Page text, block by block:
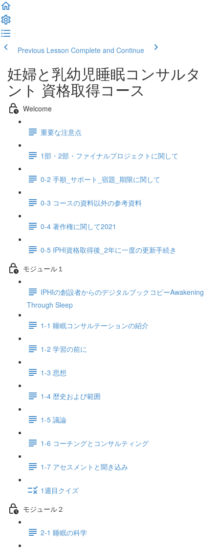
Previous Lesson Complete and Continue
妊婦と乳幼児睡眠コンサルタ
ント 資格取得コース
Welcome
重要な注意点
1部・2部・ファイナルプロジェクトに関して
0-2 手順_サポート_宿題_期限に関して
0-3 コースの資料以外の参考資料
0-4 著作権に関して2021
0-5 IPHI資格取得後_2年に一度の更新手続き
モジュール１
IPHIの創設者からのデジタルブックコピーAwakening
Through Sleep
1-1 睡眠コンサルテーションの紹介
1-2 学習の前に
1-3 思想
1-4 歴史および範囲
1-5 議論
1-6 コーチングとコンサルティング
1-7 アセスメントと聞き込み
1週目クイズ
モジュール２
2-1 睡眠の科学